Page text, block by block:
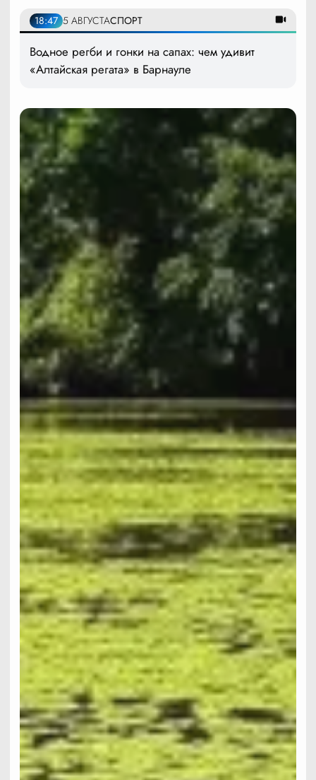
18:47 5 АВГУСТАСПОРТ
Водное регби и гонки на сапах: чем удивит
«Алтайская регата» в Барнауле